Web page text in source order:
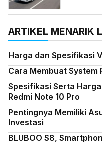
ARTIKEL MENARIK
Harga dan Spesifikasi
Cara Membuat System
Spesifikasi Serta
Redmi Note 10 Pro
Pentingnya Memiliki
Investasi
BLUBOO S8,